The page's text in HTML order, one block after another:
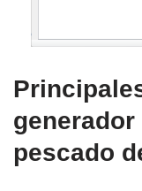
pescado